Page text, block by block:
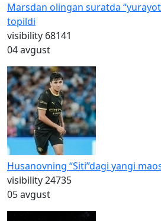
Marsdan olingan suratda
topildi
visibility 68141
04 avgust
Husanovning “Siti”dagi yangi
visibility24735
05 avgust